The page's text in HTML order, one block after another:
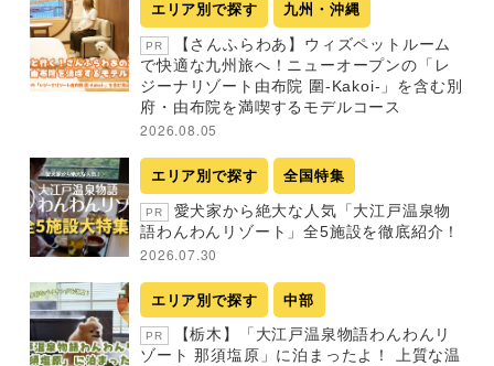
エリア別で探す 九州・沖縄
PR
【さんふらわあ】ウィズペットルーム
で快適な九州旅へ！ニューオープンの「レ
ジーナリゾート由布院 圍-Kakoi-」を含む別
府・由布院を満喫するモデルコース
2026.08.05
エリア別で探す 全国特集
PR
愛犬家から絶大な人気「大江戸温泉物
語わんわんリゾート」全5施設を徹底紹介！
2026.07.30
エリア別で探す 中部
PR
【栃木】「大江戸温泉物語わんわんリ
ゾート 那須塩原」に泊まったよ！ 上質な温